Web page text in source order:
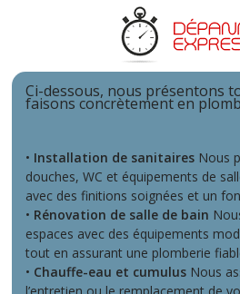
Ci-dessous, nous présentons
faisons concrètement en
• Installation de sanitaires Nous
douches, WC et équipements de
avec des finitions soignées et un
• Rénovation de salle de bain
espaces avec des équipements
tout en assurant une plomberie
• Chauffe-eau et cumulus Nous
l’entretien ou le remplacement de